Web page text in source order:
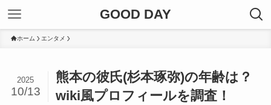
GOOD DAY
ホーム エンタメ
熊本の彼氏(杉本琢弥)の年齢は？
wiki風プロフィールを調査！
2025
10/13